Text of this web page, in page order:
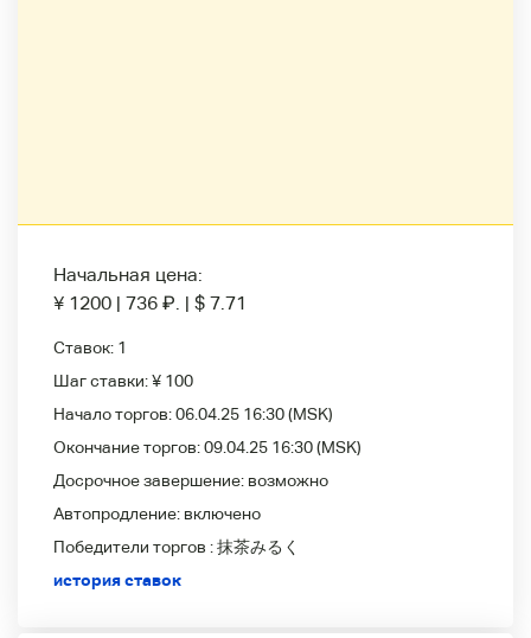
Начальная цена:
¥ 1200 | 736 ₽. | $ 7.71
Ставок: 1
Шаг ставки:¥ 100
Начало торгов:06.04.25 16:30(MSK)
Окончание торгов:09.04.25 16:30(MSK)
Досрочное завершение: возможно
Автопродление: включено
Победители
торгов :抹茶みるく
история ставок